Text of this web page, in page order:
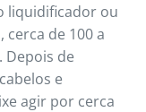
liquidificador ou
de 100 a
Depois de
e
agir por cerca